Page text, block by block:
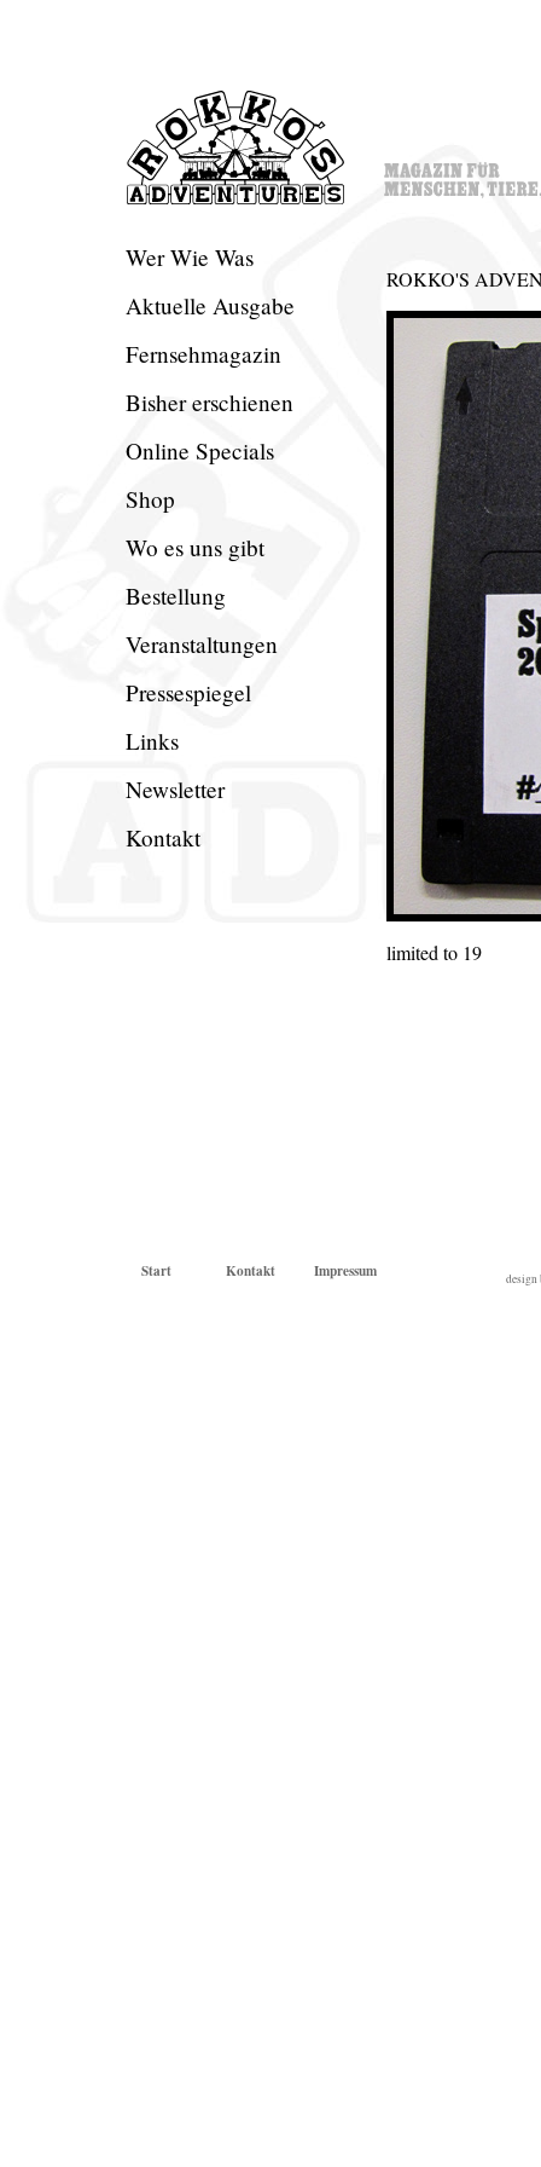
Wer Wie Was
Aktuelle Ausgabe
Fernsehmagazin
Bisher erschienen
Online Specials
Shop
Wo es uns gibt
Bestellung
Veranstaltungen
Pressespiegel
Links
Newsletter
Kontakt
ROKKO'S
limited to 19
Start Kontakt Impressum design